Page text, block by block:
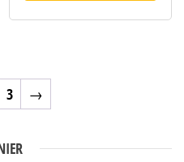
3 →